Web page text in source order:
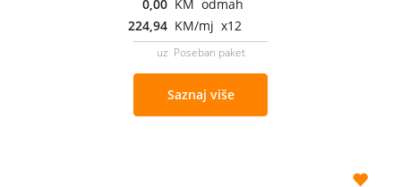
0,00 KM odmah
224,94 KM/mj x12
uz Poseban paket
Saznaj više